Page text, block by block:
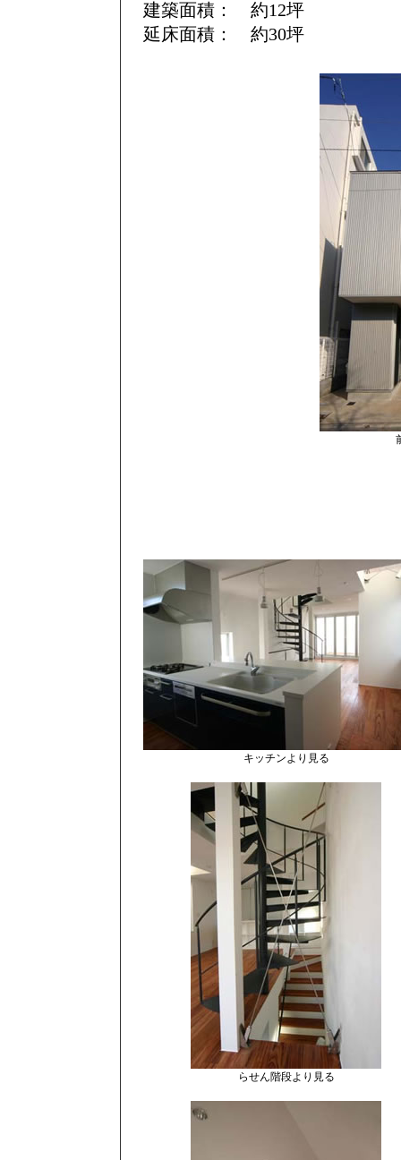
建築面積： 約12坪
延床面積： 約30坪
キッチンより見る
らせん階段より見る